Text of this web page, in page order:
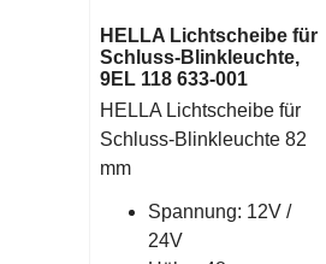
HELLA Lichtscheibe für
Schluss-Blinkleuchte,
9EL 118 633-001
HELLA Lichtscheibe für
Schluss-Blinkleuchte 82
mm
Spannung: 12V /
24V